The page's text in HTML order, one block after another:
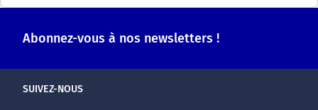
Abonnez-vous à nos newsletters !
SUIVEZ-NOUS